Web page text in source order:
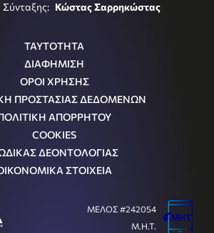
Σύνταξης: Κώστας Σαρρηκώστας
ΤΑΥΤΟΤΗΤΑ
ΔΙΑΦΗΜΙΣΗ
ΟΡΟΙ ΧΡΗΣΗΣ
ΠΡΟΣΤΑΣΙΑΣ ΔΕΔΟΜΕΝΩΝ
ΑΠΟΡΡΗΤΟΥ
COOKIES
ΔΕΟΝΤΟΛΟΓΙΑΣ
ΣΤΟΙΧΕΙΑ
ΜΕΛΟΣ #242054
Μ.Η.Τ.